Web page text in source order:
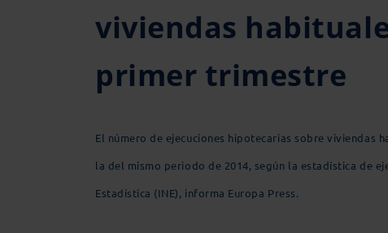
viviendas
primer trimestre
El número de ejecuciones hipotecarias sobre viviendas
la del mismo periodo de 2014, según la estadística de
Estadística (INE), informa Europa Press.